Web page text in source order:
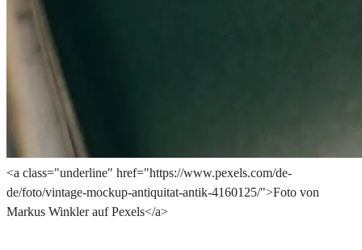
<a class="underline" href="https://www.pexels.com/de-
de/foto/vintage-mockup-antiquitat-antik-4160125/">Foto von
Markus Winkler auf Pexels</a>